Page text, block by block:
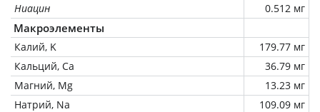
Ниацин
0.512 мг
Макроэлементы
Калий, K
179.77 мг
Кальций, Ca
36.79 мг
Магний, Mg
13.23 мг
Натрий, Na
109.09 мг